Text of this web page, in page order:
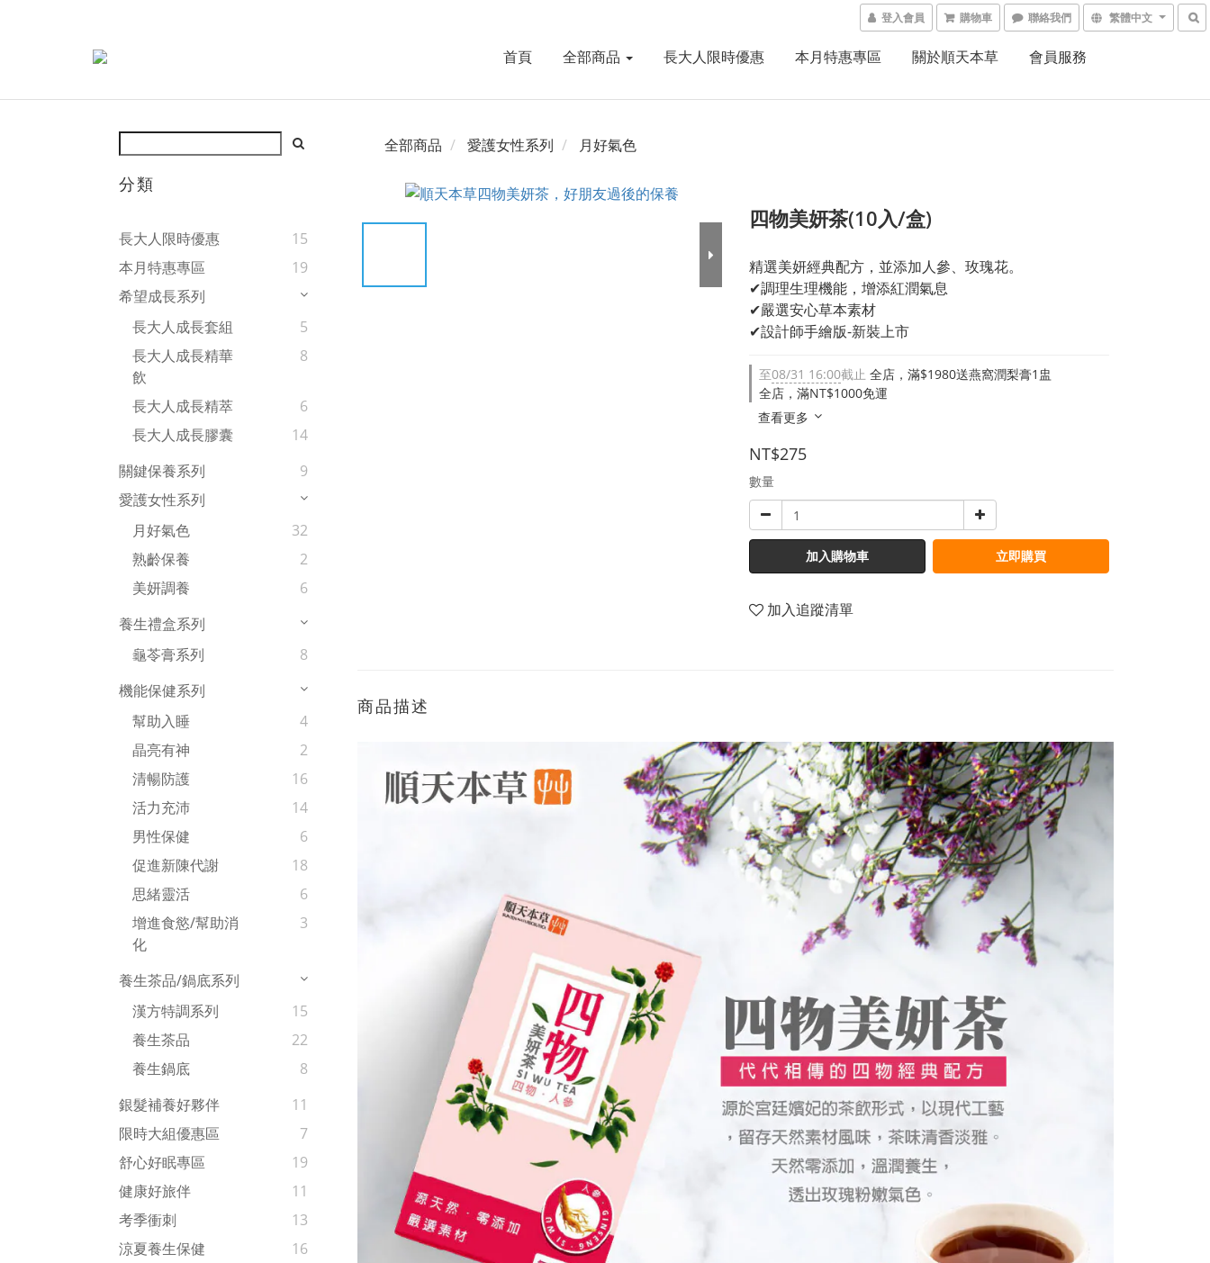
登入會員 購物車 聯絡我們 繁體中文
首頁 全部商品 長大人限時優惠 本月特惠專區 關於順天本草 會員服務
分類
長大人限時優惠
15
本月特惠專區
19
希望成長系列
長大人成長套組
5
長大人成長精華
飲
8
長大人成長精萃
6
長大人成長膠囊
14
關鍵保養系列
9
愛護女性系列
月好氣色
32
熟齡保養
2
美妍調養
6
養生禮盒系列
龜苓膏系列
8
機能保健系列
幫助入睡
4
晶亮有神
2
清暢防護
16
活力充沛
14
男性保健
6
促進新陳代謝
18
思緒靈活
6
增進食慾/幫助消
化
3
養生茶品/鍋底系列
漢方特調系列
15
養生茶品
22
養生鍋底
8
銀髮補養好夥伴
11
限時大組優惠區
7
舒心好眠專區
19
健康好旅伴
11
考季衝刺
13
涼夏養生保健
16
全部商品 愛護女性系列 月好氣色
四物美妍茶(10入/盒)
精選美妍經典配方，並添加人參、玫瑰花。
✔調理生理機能，增添紅潤氣息
✔嚴選安心草本素材
✔設計師手繪版-新裝上市
至08/31 16:00截止 全店，滿$1980送燕窩潤梨膏1盅
全店，滿NT$1000免運
查看更多
NT$275
數量
加入購物車 立即購買
加入追蹤清單
商品描述